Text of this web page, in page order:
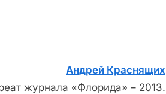
Андрей Краснящих
журнала «Флорида» – 2013.